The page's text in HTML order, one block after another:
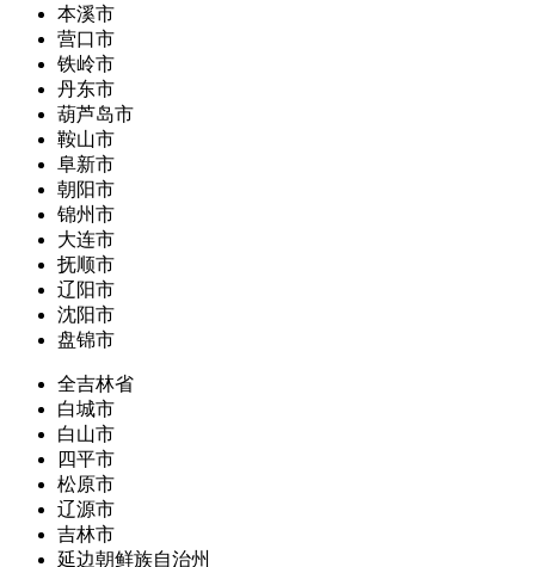
本溪市
营口市
铁岭市
丹东市
葫芦岛市
鞍山市
阜新市
朝阳市
锦州市
大连市
抚顺市
辽阳市
沈阳市
盘锦市
全吉林省
白城市
白山市
四平市
松原市
辽源市
吉林市
延边朝鲜族自治州